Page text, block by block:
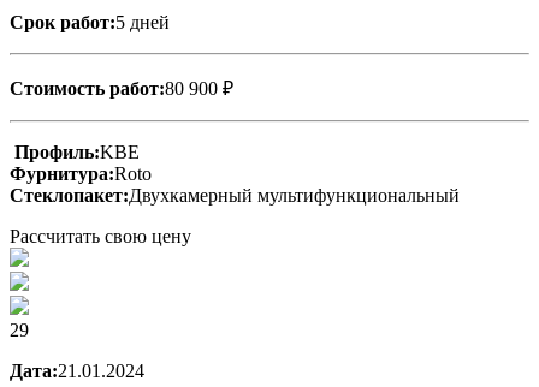
Срок работ:5 дней
Стоимость работ:80 900 ₽
Профиль:KBE
Фурнитура:Roto
Стеклопакет:Двухкамерный мультифункциональный
Рассчитать свою цену
29
Дата:21.01.2024